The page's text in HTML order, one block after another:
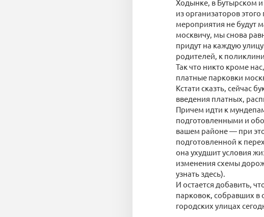
Ходынке, в Бутырском
из организаторов
мероприятия не будут
москвичу, мы снова
придут на каждую
родителей, к
Так что никто кроме
платные парковки
Кстати сказть, сейчас
введения платных,
Причем идти к
подготовленными и
вашем районе — при
подготовленной к
она ухудшит условия
изменения схемы
узнать здесь).
И остается добавить,
парковок, собравших в
городских улицах